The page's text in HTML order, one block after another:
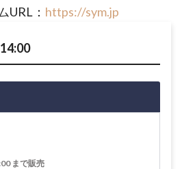
URL： https://sym.jp
まで販売